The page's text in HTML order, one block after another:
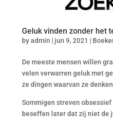
Geluk vinden zonder het
byadmin | jun 9, 2021 |
De meeste mensen willen
velen verwarren geluk met
ze dingen waarvan ze
Sommigen streven
beseffen later dat zij niet de